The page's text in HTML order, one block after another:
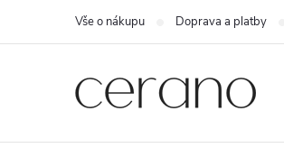
Vše o nákupu Doprava a platby